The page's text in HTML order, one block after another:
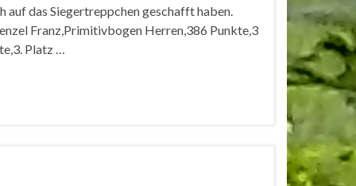
auf das Siegertreppchen geschafft haben.
Franz,Primitivbogen Herren,386 Punkte,3
Platz …